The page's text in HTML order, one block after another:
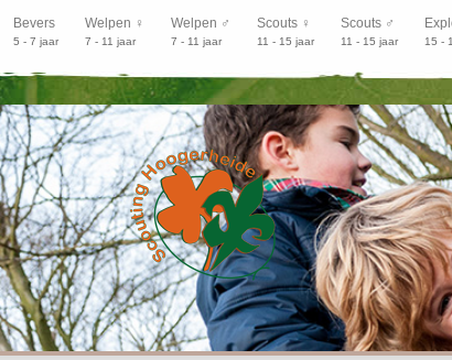
Bevers
5 - 7 jaar
Welpen ♀
7 - 11 jaar
Welpen ♂
7 - 11 jaar
Scouts ♀
11 - 15 jaar
Scouts ♂
11 - 15 jaar 15 -